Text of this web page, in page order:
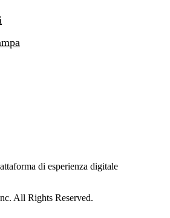
di esperienza digitale
All Rights Reserved.